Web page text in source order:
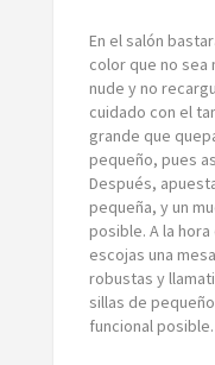
En el salón
color que no sea
nude y no
cuidado con el
grande que
pequeño, pues
Después,
pequeña, y un
posible. A la
escojas una
robustas y
sillas de
funcional posible.